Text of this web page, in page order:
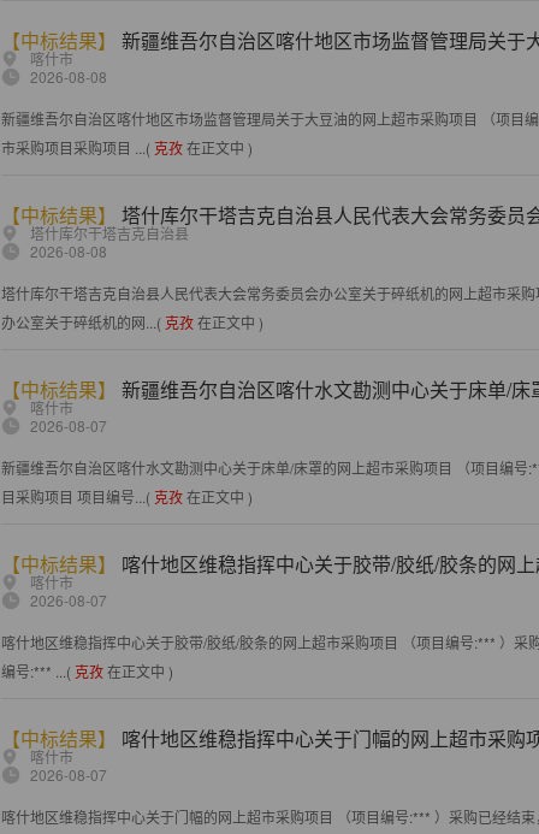
【中标结果】 新疆维吾尔自治区喀什地区市场监督管理局关于
喀什市
2026-08-08
新疆维吾尔自治区喀什地区市场监督管理局关于大豆油的网上超市采购项目 （项
市采购项目采购项目 ...( 克孜在正文中 )
【中标结果】 塔什库尔干塔吉克自治县人民代表大会常务委
塔什库尔干塔吉克自治县
2026-08-08
塔什库尔干塔吉克自治县人民代表大会常务委员会办公室关于碎纸机的网上超市采
办公室关于碎纸机的网...( 克孜在正文中 )
【中标结果】 新疆维吾尔自治区喀什水文勘测中心关于床单/
喀什市
2026-08-07
新疆维吾尔自治区喀什水文勘测中心关于床单/床罩的网上超市采购项目 （项目编
目采购项目 项目编号...( 克孜在正文中 )
【中标结果】 喀什地区维稳指挥中心关于胶带/胶纸/胶条的网
喀什市
2026-08-07
喀什地区维稳指挥中心关于胶带/胶纸/胶条的网上超市采购项目 （项目编号:*** ）
编号:*** ...( 克孜在正文中 )
【中标结果】 喀什地区维稳指挥中心关于门幅的网上超市采购
喀什市
2026-08-07
喀什地区维稳指挥中心关于门幅的网上超市采购项目 （项目编号:*** ）采购已经结